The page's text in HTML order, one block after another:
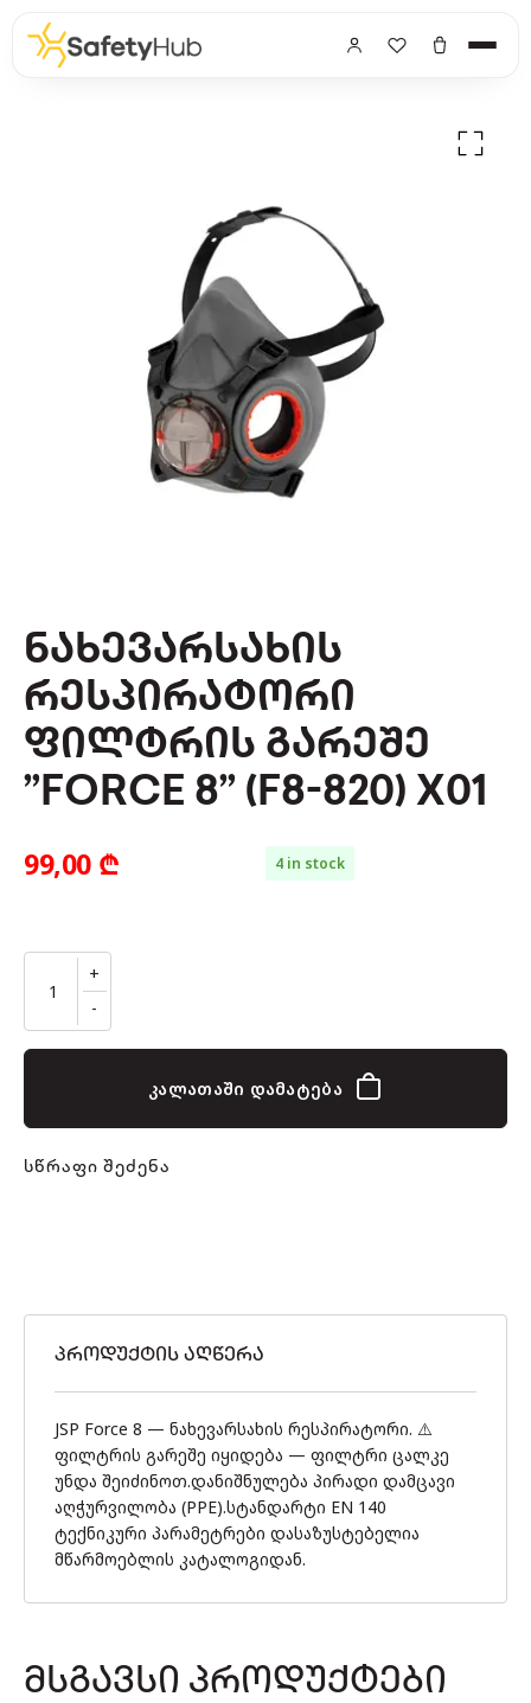
ᲜᲐᲮᲔᲕᲐᲠᲡᲐᲮᲘᲡ
ᲠᲔᲡᲞᲘᲠᲐᲢᲝᲠᲘ
ᲤᲘᲚᲢᲠᲘᲡ ᲒᲐᲠᲔᲨᲔ
”FORCE 8” (F8-820) X01
99,00 ₾ 4 in stock
კალათაში დამატება
სწრაფი შეძენა
ᲞᲠᲝᲓᲣᲥᲢᲘᲡ ᲐᲦᲬᲔᲠᲐ
JSP Force 8 — ნახევარსახის რესპირატორი. ⚠️
ფილტრის გარეშე იყიდება — ფილტრი ცალკე
უნდა შეიძინოთ.დანიშნულება პირადი დამცავი
აღჭურვილობა (PPE).სტანდარტი EN 140
ტექნიკური პარამეტრები დასაზუსტებელია
მწარმოებლის კატალოგიდან.
ᲛᲡᲒᲐᲕᲡᲘ ᲞᲠᲝᲓᲣᲥᲢᲔᲑᲘ